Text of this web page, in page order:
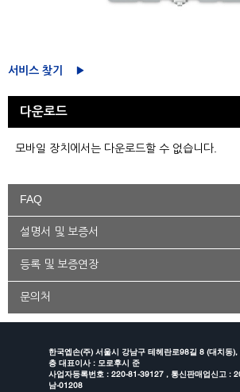
서비스 찾기
다운로드
모바일 장치에서는 다운로드할 수 없습니다.
FAQ
설명서 및 보증서
등록 및 보증연장
문의처
한국엡손(주) 서울시 강남구 테헤란로98길 8 (대치동
층 대표이사 : 모로후시 준
사업자등록번호 : 220-81-39127 , 통신판매업신고 :
남-01208